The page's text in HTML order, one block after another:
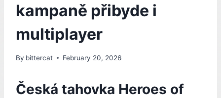
kampaně přibyde i
multiplayer
By bittercat February 20, 2026
Česká tahovka Heroes of